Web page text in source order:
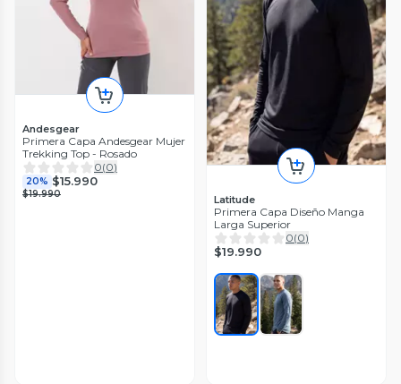
Andesgear
Primera Capa Andesgear Mujer
Trekking Top - Rosado
0(0)
20% $15.990
$19.990 Latitude
Primera Capa Diseño Manga
Larga Superior
0(0)
$19.990